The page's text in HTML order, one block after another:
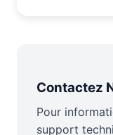
Contactez
Pour
support